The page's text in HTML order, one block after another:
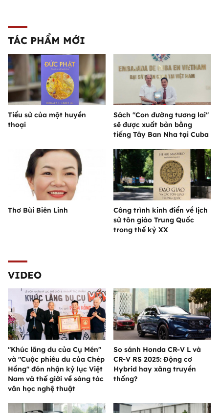
TÁC PHẨM MỚI
Tiểu sử của một huyền
thoại
Sách "Con đường tương lai"
sẽ được xuất bản bằng
tiếng Tây Ban Nha tại Cuba
Thơ Bùi Biên Linh
Công trình kinh điển về lịch
sử tôn giáo Trung Quốc
trong thế kỷ XX
VIDEO
"Khúc lãng du của Cụ Mén"
và "Cuộc phiêu du của Chép
Hồng" đón nhận kỷ lục Việt
Nam và thế giới về sáng tác
văn học nghệ thuật
So sánh Honda CR-V L và
CR-V RS 2025: Động cơ
Hybrid hay xăng truyền
thống?